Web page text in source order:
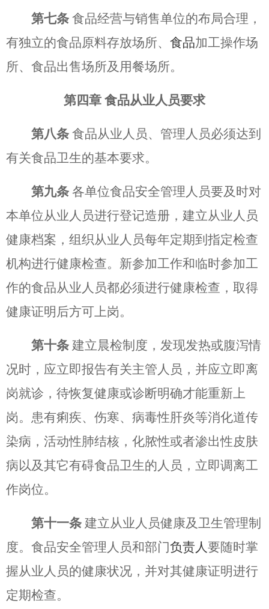
第七条 食品经营与销售单位的布局合理，
有独立的食品原料存放场所、 食品加工操作场
所、食品出售场所及用餐场所。
第四章 食品从业人员要求
第八条 食品从业人员、管理人员必须达到
有关食品卫生的基本要求。
第九条 各单位食品安全管理人员要及时对
本单位从业人员进行登记造册，建立从业人员
健康档案，组织从业人员每年定期到指定检查
机构进行健康检查。新参加工作和临时参加工
作的食品从业人员都必须进行健康检查，取得
健康证明后方可上岗。
第十条 建立晨检制度，发现发热或腹泻情
况时，应立即报告有关主管人员，并应立即离
岗就诊，待恢复健康或诊断明确才能重新上
岗。患有痢疾、伤寒、病毒性肝炎等消化道传
染病，活动性肺结核，化脓性或者渗出性皮肤
病以及其它有碍食品卫生的人员，立即调离工
作岗位。
第十一条 建立从业人员健康及卫生管理制
度。食品安全管理人员和部门负责人要随时掌
握从业人员的健康状况，并对其健康证明进行
定期检查。